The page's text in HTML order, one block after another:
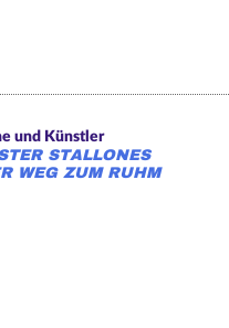
und Künstler
STALLONES
WEG ZUM RUHM